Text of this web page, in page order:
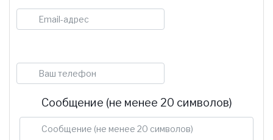
Сообщение (не менее 20 символов)